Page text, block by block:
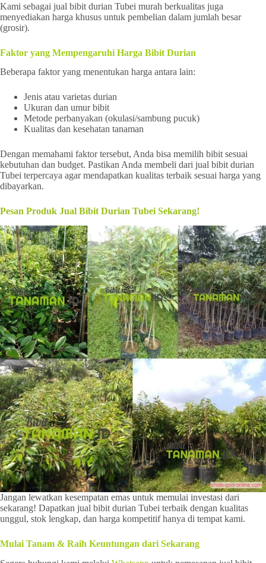
Kami sebagai jual bibit durian Tubei murah berkualitas juga
menyediakan harga khusus untuk pembelian dalam jumlah besar
(grosir).
Faktor yang Mempengaruhi Harga Bibit Durian
Beberapa faktor yang menentukan harga antara lain:
Jenis atau varietas durian
Ukuran dan umur bibit
Metode perbanyakan (okulasi/sambung pucuk)
Kualitas dan kesehatan tanaman
Dengan memahami faktor tersebut, Anda bisa memilih bibit sesuai
kebutuhan dan budget. Pastikan Anda membeli dari jual bibit durian
Tubei terpercaya agar mendapatkan kualitas terbaik sesuai harga yang
dibayarkan.
Pesan Produk Jual Bibit Durian Tubei Sekarang!
Jangan lewatkan kesempatan emas untuk memulai investasi dari
sekarang! Dapatkan jual bibit durian Tubei terbaik dengan kualitas
unggul, stok lengkap, dan harga kompetitif hanya di tempat kami.
Mulai Tanam & Raih Keuntungan dari Sekarang